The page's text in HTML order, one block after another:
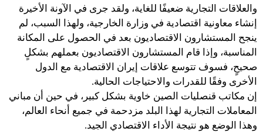
والعلاقات التجارية ضعيفًا للغاية، ولقد جرى في الآونة الأخيرة
إنشاء معاونية اقتصادية في وزارة الخارجية، ولهذا السبب، لم
ينجح المستشارون الاقتصاديون بعد في الحصول على المكانة
المناسبة، وإذا قام المستشارون الاقتصاديون بعملهم بشكلٍ
صحيحٍ، فسوف تتوسع علاقات إيران الاقتصادية مع الدول
الأخرى وفقًا للقدرات والاحتياجات الحالية.
إن مكاتب قنصليات الصين خاوية بشكل كبير، في حين أن مباني
المعاملات التجارية لهذا البلد مزدحمة في جميع أنحاء العالم،
وهذا الوضع هو نتيجة الأداء الاقتصادي الجيد.